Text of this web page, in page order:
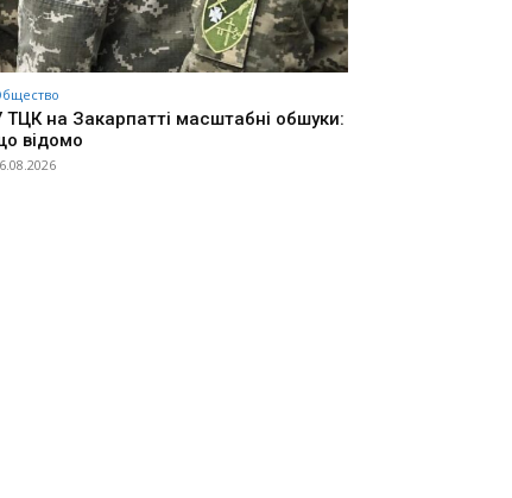
ТЦК на Закарпатті масштабні обшуки:
відомо